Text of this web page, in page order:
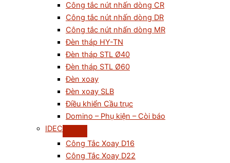
Công tắc nút nhấn dòng CR
Công tắc nút nhấn dòng DR
Công tắc nút nhấn dòng MR
Đèn tháp HY-TN
Đèn tháp STL Ø40
Đèn tháp STL Ø60
Đèn xoay
Đèn xoay SLB
Điều khiển Cầu trục
Domino – Phụ kiện – Còi báo
IDEC
Công Tắc Xoay D16
Công Tắc Xoay D22